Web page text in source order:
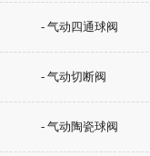
- 气动四通球阀
- 气动切断阀
- 气动陶瓷球阀